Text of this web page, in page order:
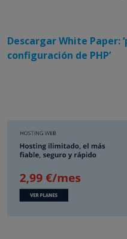
Descargar White Paper:
configuración de PHP’